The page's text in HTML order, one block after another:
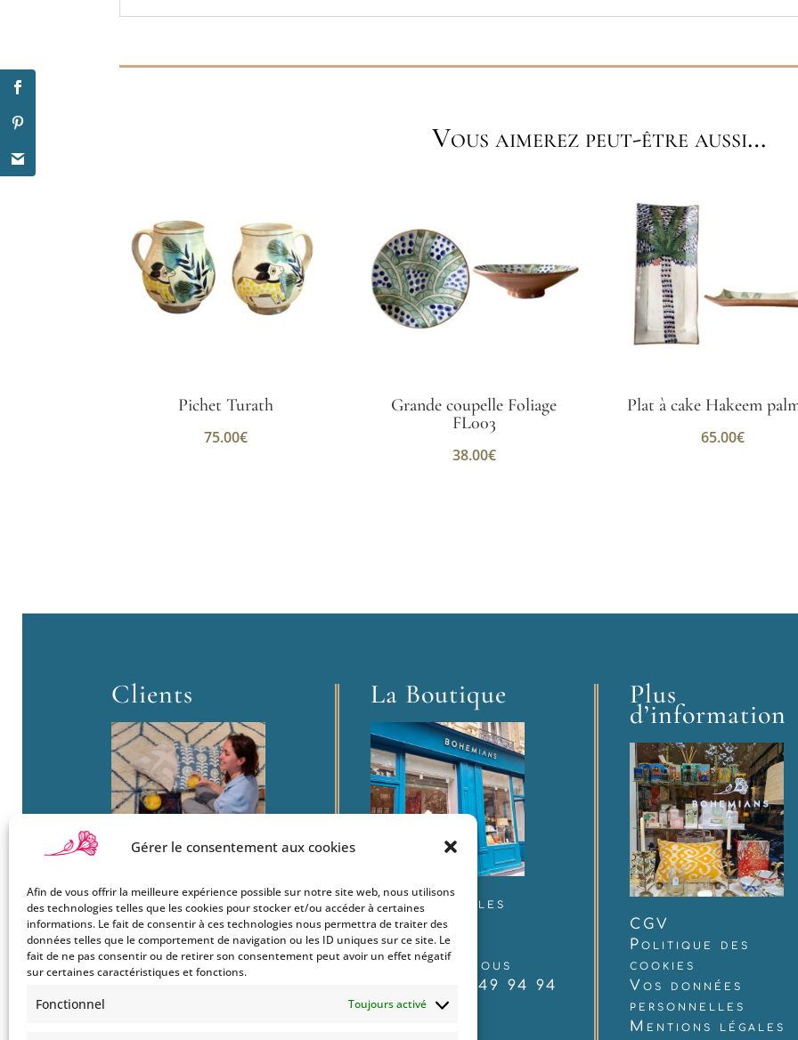
Gérer le consentement aux cookies
Afin de vous offrir la meilleure expérience possible sur notre site web, nous utilisons
des technologies telles que les cookies pour stocker et/ou accéder à certaines
informations. Le fait de consentir à ces technologies nous permettra de traiter des
données telles que le comportement de navigation ou les ID uniques sur ce site. Le
fait de ne pas consentir ou de retirer son consentement peut avoir un effet négatif
sur certaines caractéristiques et fonctions.
Fonctionnel Toujours activé
Vous aimerez peut-être aussi…
Pichet Turath
75.00€
Grande coupelle Foliage
FL003
38.00€
Plat à cake Hakeem
65.00€
Clients
Boutique
Mon Compte
Le Style Bohemians
La Boutique
22 rue Charles
Baudelaire
75012 Paris
Contactez-nous
Tel : 06 60 49 94 94
Plus
d’information
CGV
Politique des
cookies
Vos données
personnelles
Mentions légales